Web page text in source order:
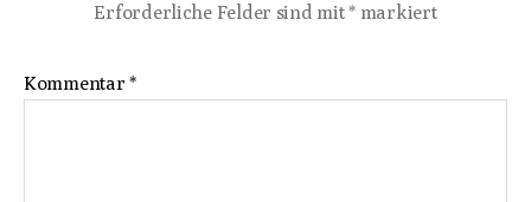
Erforderliche Felder sind mit* markiert
Kommentar*